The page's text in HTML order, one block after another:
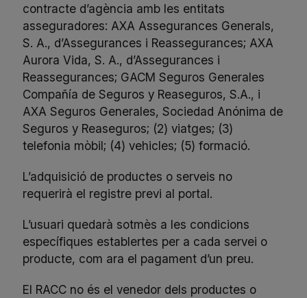
contracte d’agència amb les entitats
asseguradores: AXA Assegurances Generals,
S. A., d’Assegurances i Reassegurances; AXA
Aurora Vida, S. A., d’Assegurances i
Reassegurances; GACM Seguros Generales
Compañía de Seguros y Reaseguros, S.A., i
AXA Seguros Generales, Sociedad Anónima de
Seguros y Reaseguros; (2) viatges; (3)
telefonia mòbil; (4) vehicles; (5) formació.
L’adquisició de productes o serveis no
requerirà el registre previ al portal.
L’usuari quedarà sotmès a les condicions
específiques establertes per a cada servei o
producte, com ara el pagament d’un preu.
El RACC no és el venedor dels productes o